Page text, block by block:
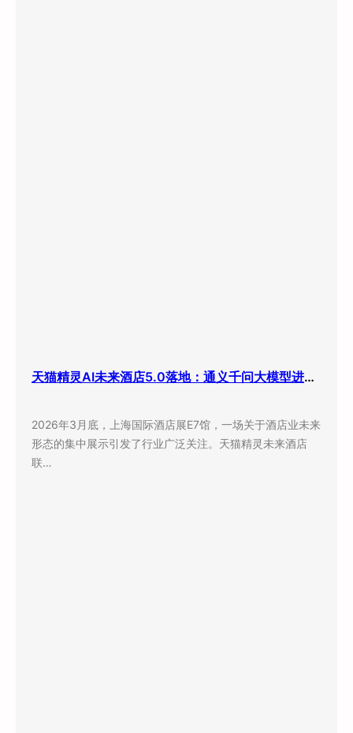
天猫精灵AI未来酒店5.0落地：通义千问大模型进驻客房，酒店业迎来”数字员工”时代
2026年3月底，上海国际酒店展E7馆，一场关于酒店业未来
形态的集中展示引发了行业广泛关注。天猫精灵未来酒店
联…